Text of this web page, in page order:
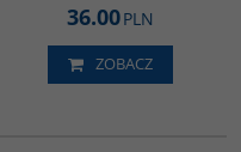
36.00PLN
ZOBACZ